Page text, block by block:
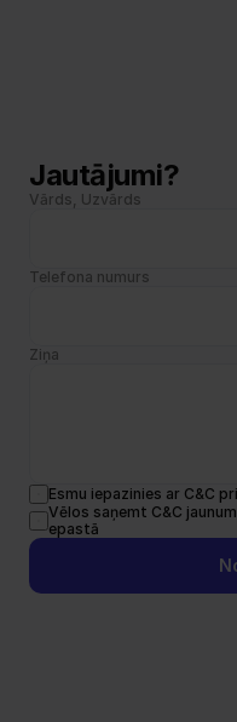
Jautājumi?
Vārds, Uzvārds
Telefona numurs
Ziņa
Esmu iepazinies ar C&C
Vēlos saņemt C&C
epastā